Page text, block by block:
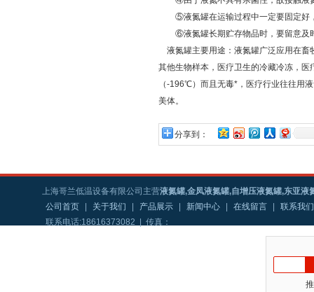
⑤液氮罐在运输过程中一定要固定好
⑥液氮罐长期贮存物品时，要留意及
液氮罐主要用途：液氮罐广泛应用在畜
其他生物样本，医疗卫生的冷藏冷冻，
（-196℃）而且无毒*，医疗行业往往用
美体。
分享到：
上海哥兰低温设备有限公司主营液氮罐,金凤液氮罐,自增压液氮罐,东亚液
公司首页
关于我们 产品展示 新闻中心 在线留言
联系我们
联系电话:18616373082 | 传真：